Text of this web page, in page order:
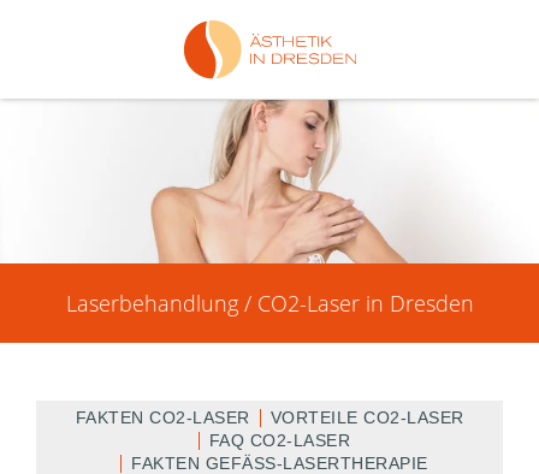
Laserbehandlung / CO2-Laser in Dresden
FAKTEN CO2-LASER
VORTEILE CO2-LASER
FAQ CO2-LASER
FAKTEN GEFÄSS-LASERTHERAPIE